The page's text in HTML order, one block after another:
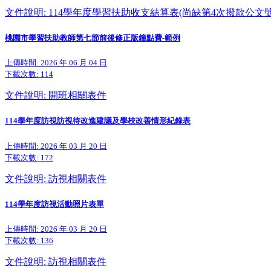
文件說明: 114學年度學習扶助收支結算表(尚缺第4次撥款公文
桃園市學習扶助教師第七節前後修正版鐘點費-範例
上傳時間: 2026 年 06 月 04 日
下載次數: 114
文件說明: 開班相關表件
114學年度訪視訪視待改進建議及學校改善情形紀錄表
上傳時間: 2026 年 03 月 20 日
下載次數: 172
文件說明: 訪視相關表件
114學年度訪視活動照片表單
上傳時間: 2026 年 03 月 20 日
下載次數: 136
文件說明: 訪視相關表件